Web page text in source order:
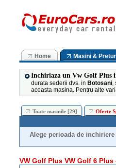
Home Masini &
Inchiriaza un Vw Golf Plus
durata sederii dvs. in Botosani,
aceasta masina. Pentru alte
Toate masinile [29] Oferte
Alege perioada de
VW Golf Plus VW Golf 6 Plus